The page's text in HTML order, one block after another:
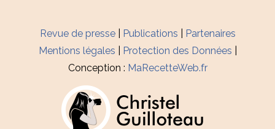
Revue de presse| Publications
Partenaires
Mentions légales
Protection des Données
Conception : MaRecetteWeb.fr